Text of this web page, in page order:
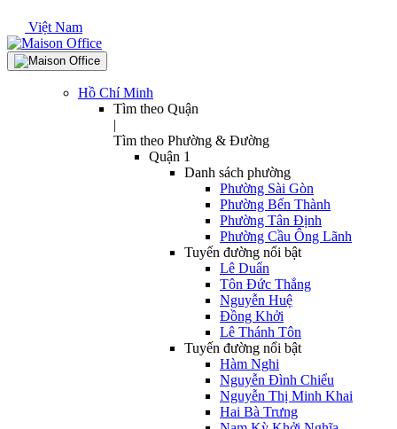
Việt Nam
Hồ Chí Minh
Tìm theo Quận
|
Tìm theo Phường & Đường
Quận 1
Danh sách phường
Phường Sài Gòn
Phường Bến Thành
Phường Tân Định
Phường Cầu Ông Lãnh
Tuyến đường nổi bật
Lê Duẩn
Tôn Đức Thắng
Nguyễn Huệ
Đồng Khởi
Lê Thánh Tôn
Tuyến đường nổi bật
Hàm Nghi
Nguyễn Đình Chiểu
Nguyễn Thị Minh Khai
Hai Bà Trưng